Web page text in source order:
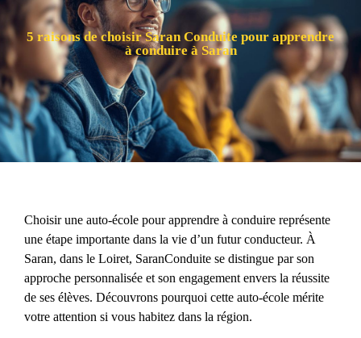
5 raisons de choisir Saran Conduite pour apprendre
à conduire à Saran
Choisir une auto-école pour apprendre à conduire représente
une étape importante dans la vie d’un futur conducteur. À
Saran, dans le Loiret, SaranConduite se distingue par son
approche personnalisée et son engagement envers la réussite
de ses élèves. Découvrons pourquoi cette auto-école mérite
votre attention si vous habitez dans la région.